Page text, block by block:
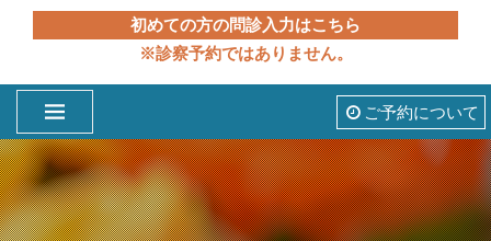
初めての方の問診入力はこちら
※診察予約ではありません。
ご予約について